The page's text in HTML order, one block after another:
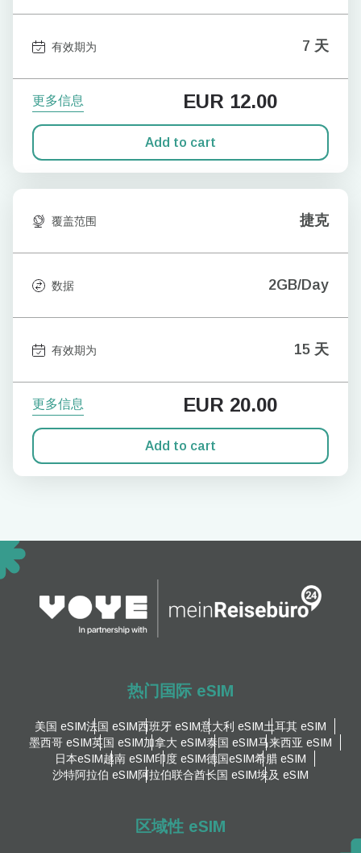
有效期为 7 天
更多信息 EUR 12.00
Add to cart
覆盖范围 捷克
数据 2GB/Day
有效期为 15 天
更多信息 EUR 20.00
Add to cart
热门国际 eSIM
美国 eSIM法国 eSIM西班牙 eSIM意大利 eSIM土耳其 eSIM
墨西哥 eSIM英国 eSIM加拿大 eSIM泰国 eSIM马来西亚 eSIM
日本eSIM越南 eSIM印度 eSIM德国eSIM希腊 eSIM
沙特阿拉伯 eSIM阿拉伯联合酋长国 eSIM埃及 eSIM
区域性 eSIM